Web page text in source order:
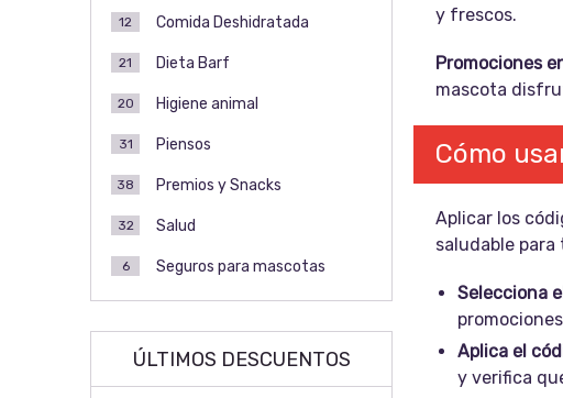
y frescos.
Promociones
mascota
Cómo
Aplicar los
saludable
Selecciona
Aplica el
y verifica
Comida Deshidratada
12
Dieta Barf
21
Higiene animal
20
Piensos
31
Premios y Snacks
38
Salud
32
Seguros para mascotas
6
ÚLTIMOS DESCUENTOS